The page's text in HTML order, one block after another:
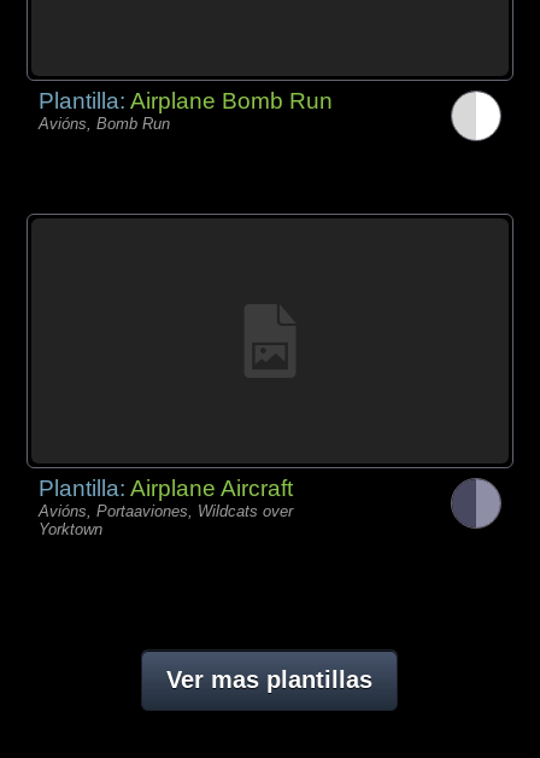
Plantilla:Airplane Bomb Run
Avións, Bomb Run
Plantilla:Airplane Aircraft
Avións, Portaaviones, Wildcats over
Yorktown
Ver mas plantillas